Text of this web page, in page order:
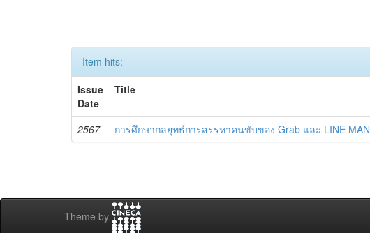
Item hits:
Issue
Date
Title
2567 การศึกษากลยุทธ์การสรรหาคนขับของ Grab และ LINE MAN
Theme by